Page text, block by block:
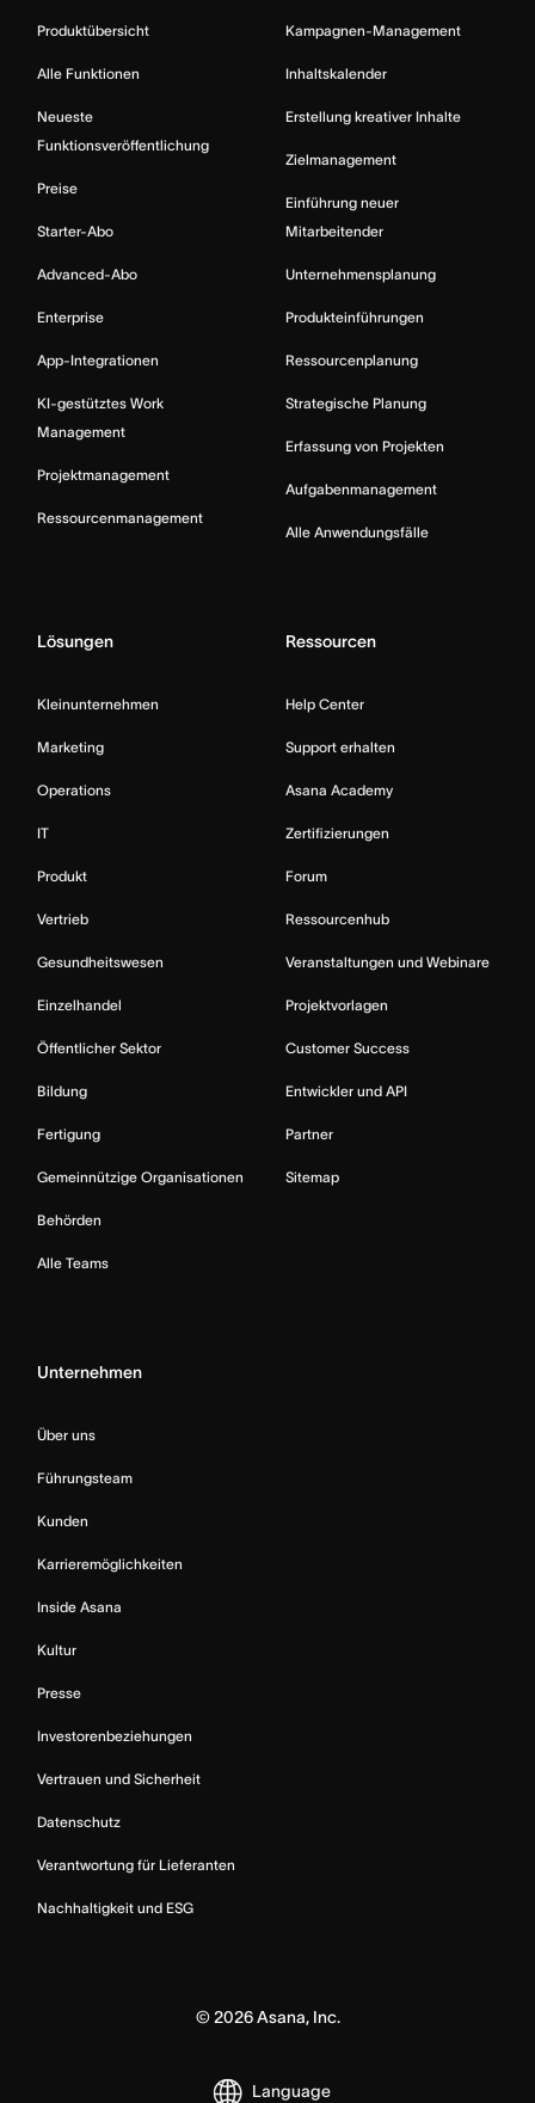
Produktübersicht
Alle Funktionen
Neueste
Funktionsveröffentlichung
Preise
Starter-Abo
Advanced-Abo
Enterprise
App-Integrationen
KI-gestütztes Work
Management
Projektmanagement
Ressourcenmanagement
Kampagnen-Management
Inhaltskalender
Erstellung kreativer Inhalte
Zielmanagement
Einführung neuer
Mitarbeitender
Unternehmensplanung
Produkteinführungen
Ressourcenplanung
Strategische Planung
Erfassung von Projekten
Aufgabenmanagement
Alle Anwendungsfälle
Lösungen
Kleinunternehmen
Marketing
Operations
IT
Produkt
Vertrieb
Gesundheitswesen
Einzelhandel
Öffentlicher Sektor
Bildung
Fertigung
Gemeinnützige Organisationen
Behörden
Alle Teams
Ressourcen
Help Center
Support erhalten
Asana Academy
Zertifizierungen
Forum
Ressourcenhub
Veranstaltungen und Webinare
Projektvorlagen
Customer Success
Entwickler und API
Partner
Sitemap
Unternehmen
Über uns
Führungsteam
Kunden
Karrieremöglichkeiten
Inside Asana
Kultur
Presse
Investorenbeziehungen
Vertrauen und Sicherheit
Datenschutz
Verantwortung für Lieferanten
Nachhaltigkeit und ESG
© 2026Asana, Inc.
Language